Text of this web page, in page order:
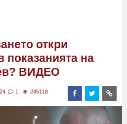
откри
показанията на
ВИДЕО
1 245118